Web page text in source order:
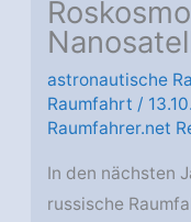
astronautische
Raumfahrt /
Raumfahrer.net
In den nächsten
russische